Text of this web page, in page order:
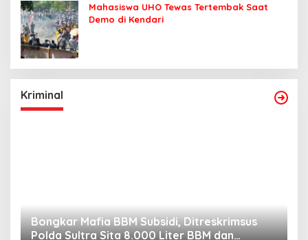
Mahasiswa UHO Tewas Tertembak Saat
Demo di Kendari
Kriminal
Bongkar Mafia BBM Subsidi, Ditreskrimsus
Polda Sultra Sita 8.000 Liter BBM dan